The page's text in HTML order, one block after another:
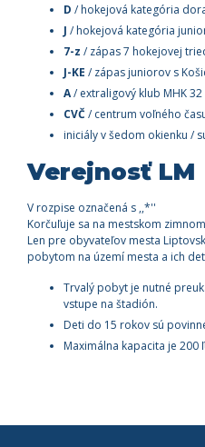
D / hokejová kategória
J / hokejová kategória
7-z / zápas 7 hokejovej
J-KE / zápas juniorov s
A/ extraligový klub MHK 32
CVČ / centrum voľného
iniciály v šedom okienku /
Verejnosť LM
V rozpise označená s ,,*''
Korčuľuje sa na mestskom
Len pre obyvateľov mesta
pobytom na území mesta a ich
Trvalý pobyt je nutné
vstupe na štadión.
Deti do 15 rokov sú
Maximálna kapacita je 200